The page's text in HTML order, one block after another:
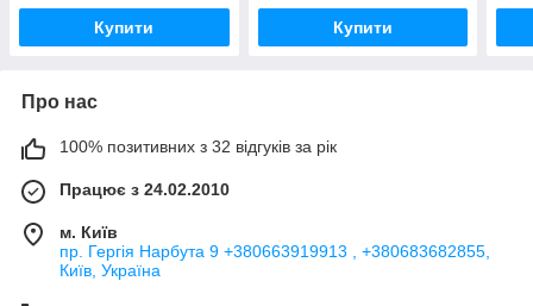
Купити Купити
Про нас
100% позитивних з 32 відгуків за рік
Працює з 24.02.2010
м. Київ
пр. Гергія Нарбута 9 +380663919913 , +380683682855,
Київ, Україна